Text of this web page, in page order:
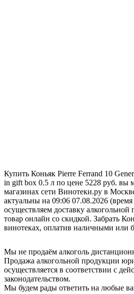
Купить Коньяк Pierre Ferrand 10
in gift box 0.5 л по цене 5228 руб. вы
магазинах сети Винотеки.ру в
актуальны на 09:06 07.08.2026
осуществляем доставку
товар онлайн со скидкой. Забрать
винотеках, оплатив наличными или
Мы не продаём алкоголь
Продажа алкогольной продукции
осуществляется в соответствии с
законодательством.
Мы будем рады ответить на любые